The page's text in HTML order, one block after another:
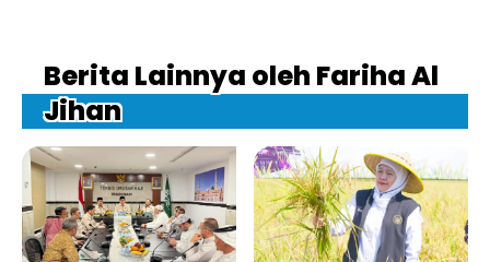
Berita Lainnya oleh Fariha Al
Jihan